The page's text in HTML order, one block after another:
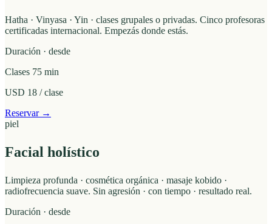
Hatha · Vinyasa · Yin · clases grupales o privadas. Cinco profesoras
certificadas internacional. Empezás donde estás.
Duración · desde
Clases 75 min
USD 18 / clase
Reservar →
piel
Facial holístico
Limpieza profunda · cosmética orgánica · masaje kobido ·
radiofrecuencia suave. Sin agresión · con tiempo · resultado real.
Duración · desde